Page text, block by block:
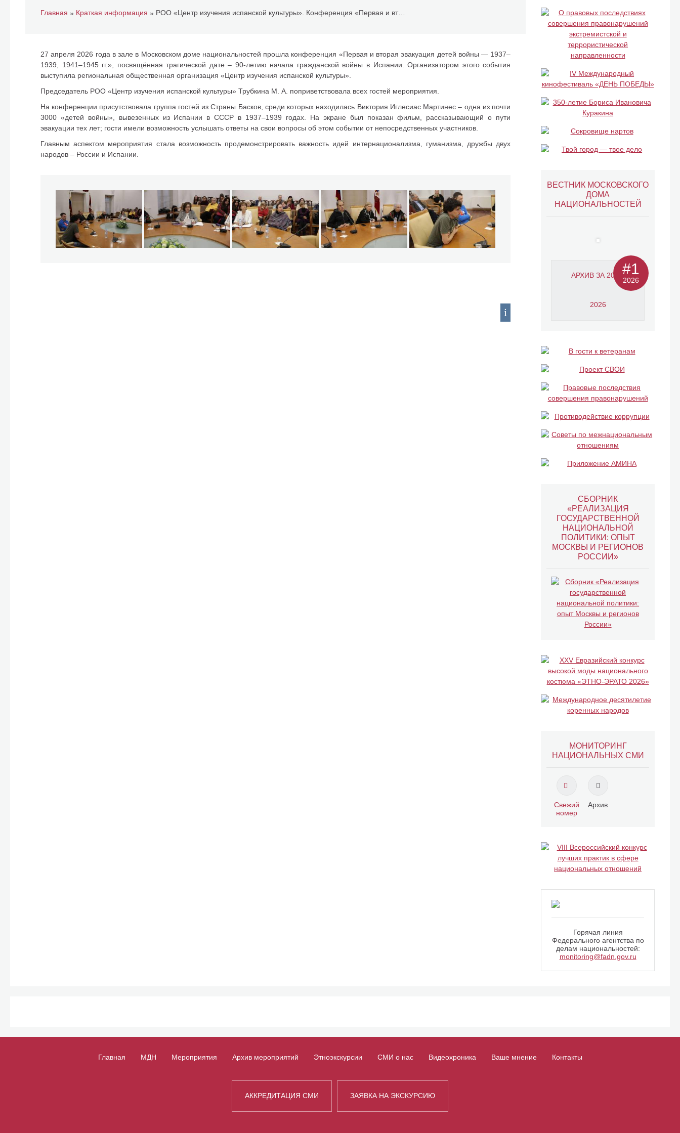
Главная » Краткая информация » РОО «Центр изучения испанской культуры». Конференция «Первая и вторая эвакуация детей войны — 1937-1939, 1941-1945гг»
27 апреля 2026 года в зале в Московском доме национальностей прошла конференция «Первая и вторая эвакуация детей войны — 1937–
1939, 1941–1945 гг.», посвящённая трагической дате – 90-летию начала гражданской войны в Испании. Организатором этого события
выступила региональная общественная организация «Центр изучения испанской культуры».
Председатель РОО «Центр изучения испанской культуры» Трубкина М. А. поприветствовала всех гостей мероприятия.
На конференции присутствовала группа гостей из Страны Басков, среди которых находилась Виктория Иглесиас Мартинес – одна из почти
3000 «детей войны», вывезенных из Испании в СССР в 1937–1939 годах. На экране был показан фильм, рассказывающий о пути
эвакуации тех лет; гости имели возможность услышать ответы на свои вопросы об этом событии от непосредственных участников.
Главным аспектом мероприятия стала возможность продемонстрировать важность идей интернационализма, гуманизма, дружбы двух
народов – России и Испании.
ВЕСТНИК МОСКОВСКОГО
ДОМА
НАЦИОНАЛЬНОСТЕЙ
АРХИВ ЗА 2011-
2026
#1
2026
СБОРНИК
«РЕАЛИЗАЦИЯ
ГОСУДАРСТВЕННОЙ
НАЦИОНАЛЬНОЙ
ПОЛИТИКИ: ОПЫТ
МОСКВЫ И РЕГИОНОВ
РОССИИ»
МОНИТОРИНГ
НАЦИОНАЛЬНЫХ СМИ
Свежий
номер
Архив
Горячая линия
Федерального агентства по
делам национальностей:
monitoring@fadn.gov.ru
Главная МДН Мероприятия Архив мероприятий Этноэкскурсии СМИ о нас Видеохроника Ваше мнение Контакты
АККРЕДИТАЦИЯ СМИ ЗАЯВКА НА ЭКСКУРСИЮ